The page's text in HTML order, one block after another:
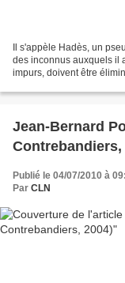
Il s'appèle Hadès, un
des inconnus auxquels il
impurs, doivent être
Jean-Bernard
Contrebandiers,
Publié le 04/07/2010 à
Par CLN